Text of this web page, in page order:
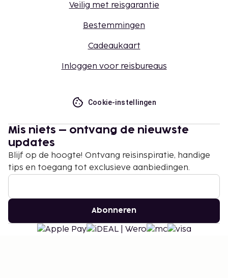
Veilig met reisgarantie
Bestemmingen
Cadeaukaart
Inloggen voor reisbureaus
Cookie-instellingen
Mis niets – ontvang de nieuwste
updates
Blijf op de hoogte! Ontvang reisinspiratie, handige
tips en toegang tot exclusieve aanbiedingen.
Abonneren